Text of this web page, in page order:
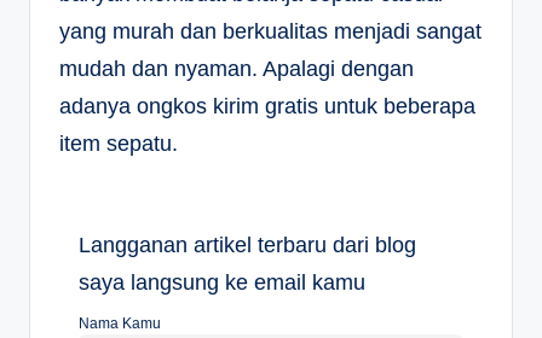
yang murah dan berkualitas menjadi sangat
mudah dan nyaman. Apalagi dengan
adanya ongkos kirim gratis untuk beberapa
item sepatu.
Langganan artikel terbaru dari blog
saya langsung ke email kamu
Nama Kamu